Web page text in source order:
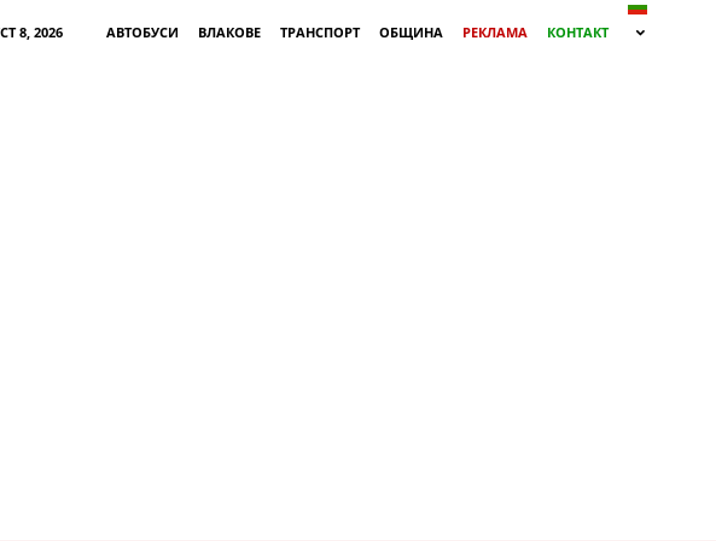
8, 2026 АВТОБУСИ ВЛАКОВЕ ТРАНСПОРТ ОБЩИНА РЕКЛАМА
КОНТАКТ